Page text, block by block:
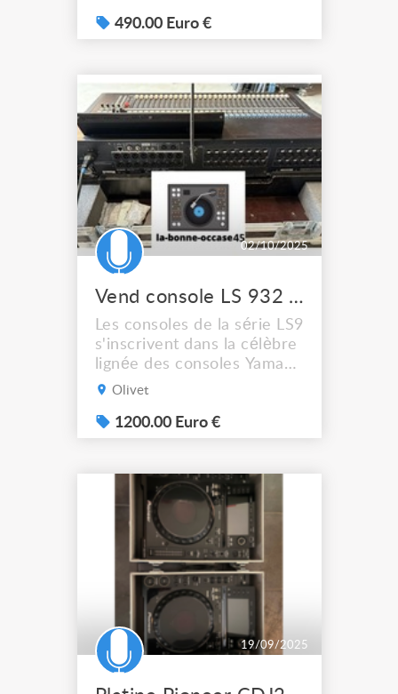
kHz, avec une qualité
sonore exceptionnelle.
initial en 1998, la 01V est
une console de choix pour
des applications très
variées – enregistrement,
e...
490.00 Euro €
02/10/2025
Vend console LS 932 Yamaha
Les consoles de la série LS9
s'inscrivent dans la célèbre
lignée des consoles Yamaha
PM1D, PM5D et M7CL, et
consoles de mixage
numérique Yamaha
et aux installations « live ».
La série LS9 est constituée
des modèles LS9-32 à 64
canaux (32 entrées m...
Olivet
1200.00 Euro €
19/09/2025